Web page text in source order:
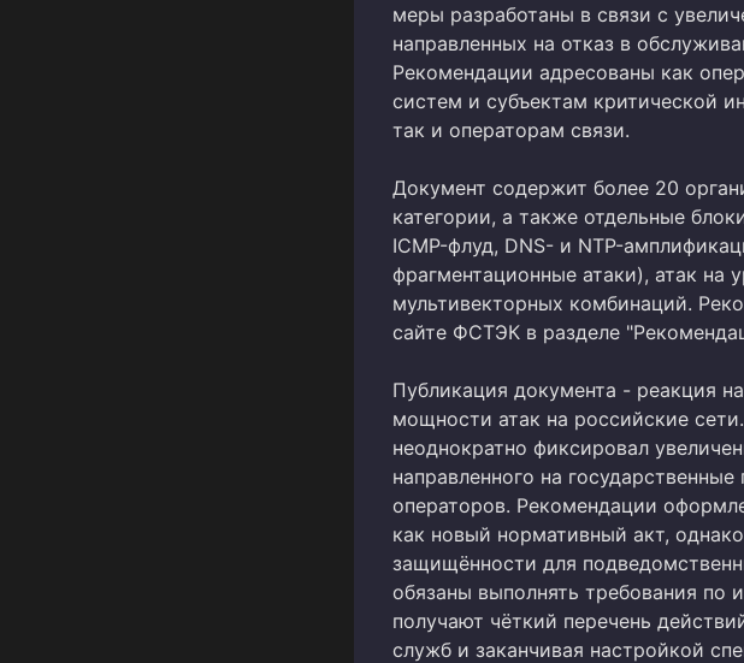
меры разработаны в связи с
направленных на отказ в
Рекомендации адресованы как
систем и субъектам критической
так и операторам связи.
Документ содержит более 20
категории, а также отдельные
ICMP-флуд, DNS- и NTP-
фрагментационные атаки), атак на
мультивекторных комбинаций.
сайте ФСТЭК в разделе
Публикация документа - реакция
мощности атак на российские
неоднократно фиксировал
направленного на
операторов. Рекомендации
как новый нормативный акт,
защищённости для
обязаны выполнять требования
получают чёткий перечень
служб и заканчивая настройкой